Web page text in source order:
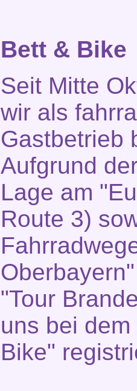
Bett & Bike
Seit Mitte
wir als
Gastbetrieb
Aufgrund
Lage am
Route 3)
"Tour
uns bei
Bike"